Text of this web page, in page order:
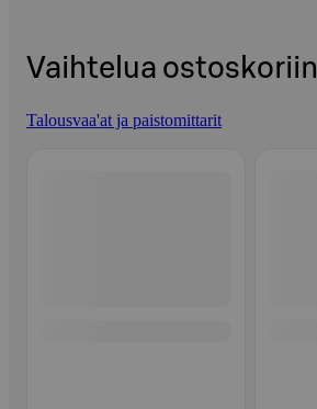
Vaihtelua ostoskoriin
Talousvaa'at ja paistomittarit